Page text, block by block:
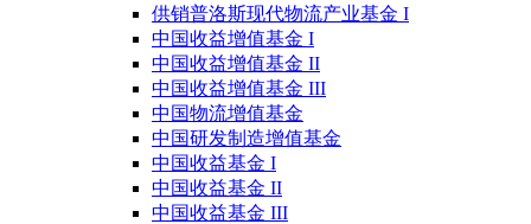
供销普洛斯现代物流产业基金 I
中国收益增值基金 I
中国收益增值基金 II
中国收益增值基金 III
中国物流增值基金
中国研发制造增值基金
中国收益基金 I
中国收益基金 II
中国收益基金 III